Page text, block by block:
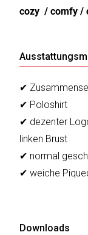
cozy / comfy /
✔
✔ Poloshirt
✔ dezenter
linken Brust
✔ normal
✔ weiche
Downloads